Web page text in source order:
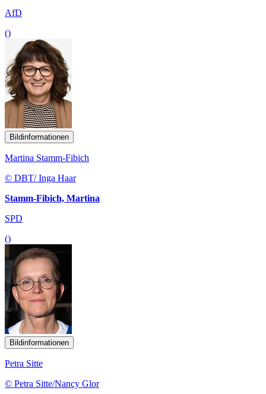
AfD
()
Bildinformationen
Martina Stamm-Fibich
© DBT/ Inga Haar
Stamm-Fibich, Martina
SPD
()
Bildinformationen
Petra Sitte
© Petra Sitte/Nancy Glor